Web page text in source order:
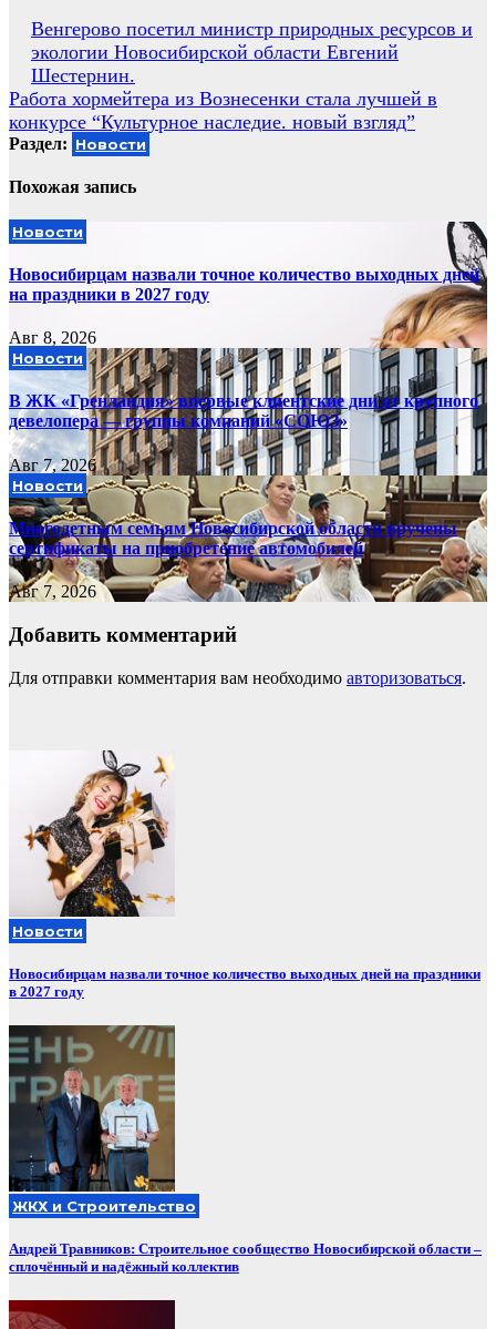
Навигация
по
записям
Венгерово посетил министр природных ресурсов и
экологии Новосибирской области Евгений
Шестернин.
Работа хормейтера из Вознесенки стала лучшей в
конкурсе “Культурное наследие. новый взгляд”
Раздел: Новости
Похожая запись
Новости
Новосибирцам назвали точное количество выходных дней
на праздники в 2027 году
Авг 8, 2026
Новости
В ЖК «Гренландия» впервые клиентские дни от крупного
девелопера — группы компаний «СОЮЗ»
Авг 7, 2026
Новости
Многодетным семьям Новосибирской области вручены
сертификаты на приобретение автомобилей
Авг 7, 2026
Добавить комментарий
Для отправки комментария вам необходимо авторизоваться.
Новости
Новосибирцам назвали точное количество выходных дней на праздники
в 2027 году
ЖКХ и Строительство
Андрей Травников: Строительное сообщество Новосибирской области –
сплочённый и надёжный коллектив